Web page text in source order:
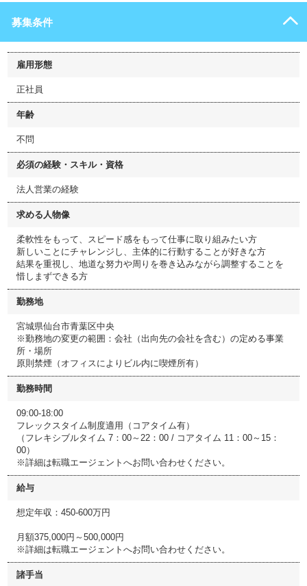
募集条件
雇用形態
正社員
年齢
不問
必須の経験・スキル・資格
法人営業の経験
求める人物像
柔軟性をもって、スピード感をもって仕事に取り組みたい方
新しいことにチャレンジし、主体的に行動することが好きな方
結果を重視し、地道な努力や周りを巻き込みながら調整することを
惜しまずできる方
勤務地
宮城県仙台市青葉区中央
※勤務地の変更の範囲：会社（出向先の会社を含む）の定める事業
所・場所
原則禁煙（オフィスによりビル内に喫煙所有）
勤務時間
09:00-18:00
フレックスタイム制度適用（コアタイム有）
（フレキシブルタイム 7：00～22：00 / コアタイム 11：00～15：
00）
※詳細は転職エージェントへお問い合わせください。
給与
想定年収：450-600万円
月額375,000円～500,000円
※詳細は転職エージェントへお問い合わせください。
諸手当